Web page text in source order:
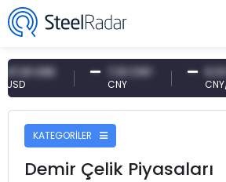
USD 7,10 CNY 0,13 CNY
CNY/EUR
KATEGORİLER
Demir Çelik Piyasaları